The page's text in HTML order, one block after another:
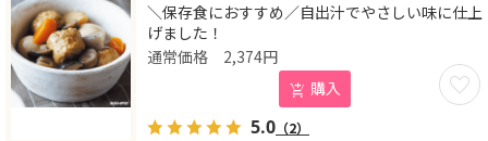
＼保存食におすすめ／自出汁でやさしい味に仕上
げました！
お気
2,374円
購入
5.0 （2）